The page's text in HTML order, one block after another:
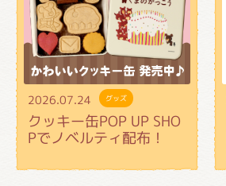
2026.07.24 グッズ
クッキー缶POP UP SHO
Pでノベルティ配布！